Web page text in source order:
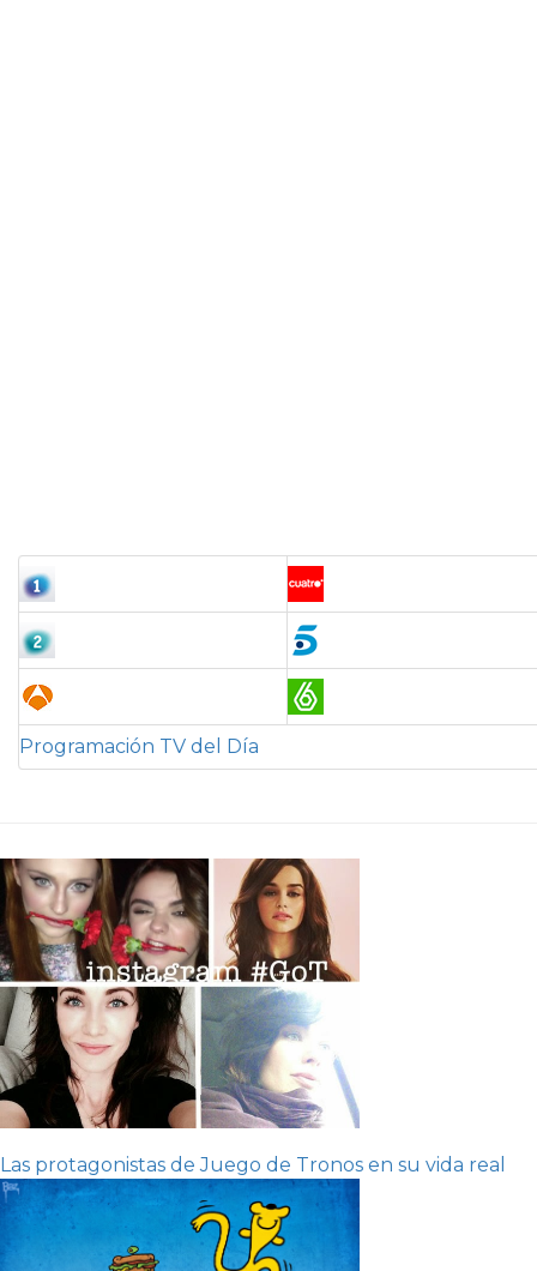
Programación TV del Día
Las protagonistas de Juego de Tronos en su vida real